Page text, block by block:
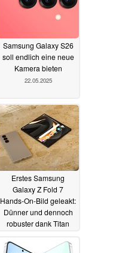
Samsung Galaxy S26
soll endlich eine neue
Kamera bieten
22.05.2025
Erstes Samsung
Galaxy Z Fold 7
Hands-On-Bild geleakt:
Dünner und dennoch
robuster dank Titan